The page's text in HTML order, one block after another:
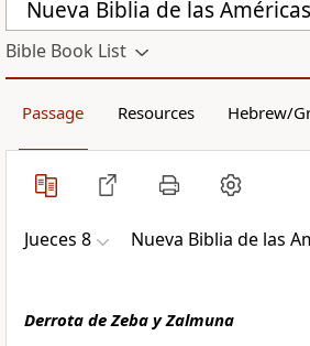
Nueva Biblia de las
Bible Book List
Passage Resources Hebrew/
Jueces 8 Nueva Biblia de las
Derrota de Zeba y Zalmuna